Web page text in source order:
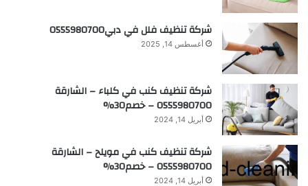
شركة تنظيف فلل في دبي0555980700
أغسطس 14, 2025
شركة تنظيف كنب في كلباء – الشارقة
0555980700 – خصم30%
أبريل 14, 2024
شركة تنظيف كنب في مويلح – الشارقة
0555980700 – خصم30%
أبريل 14, 2024